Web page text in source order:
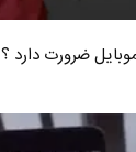
ضرورت دارد ؟